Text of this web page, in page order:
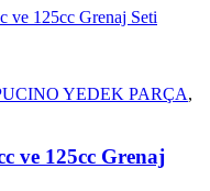
YEDEK PARÇA,
ve 125cc Grenaj